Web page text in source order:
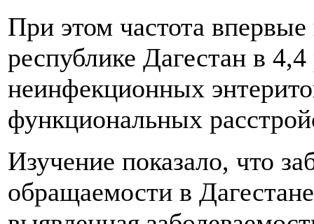
При этом частота
республике Дагестан в
неинфекционных
функциональных
Изучение показало, что
обращаемости в